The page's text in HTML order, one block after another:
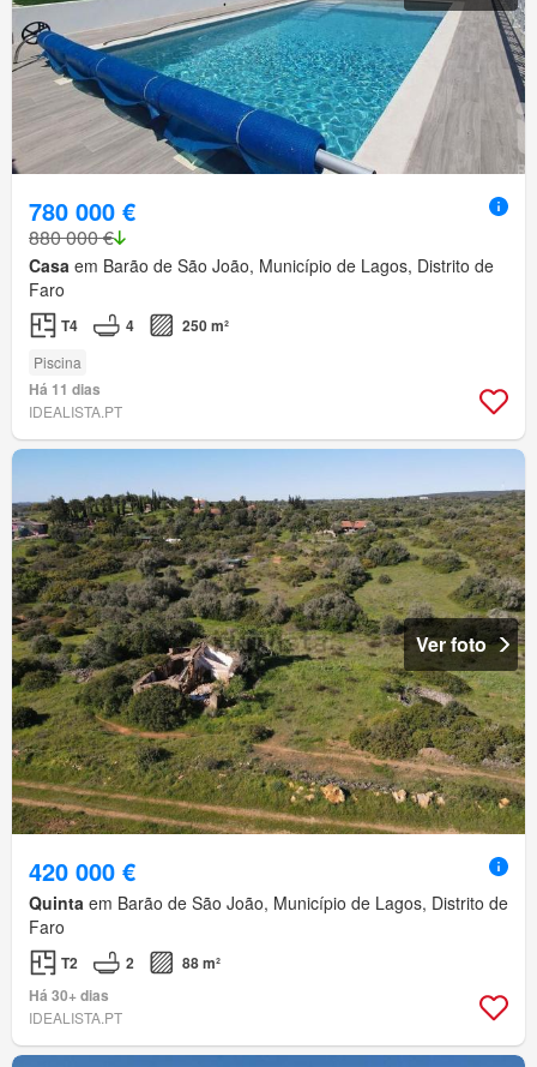
780 000 €
880 000 €
Casa em Barão de São João, Município de Lagos, Distrito de
Faro
T4 4 250 m²
Piscina
Há 11 dias
IDEALISTA.PT
Ver foto
420 000 €
Quinta em Barão de São João, Município de Lagos, Distrito de
Faro
T2 2
88 m²
Há 30+ dias
IDEALISTA.PT